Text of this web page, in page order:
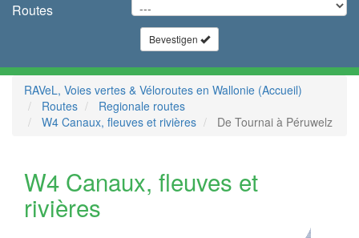
Routes
Bevestigen
RAVeL, Voies vertes & Véloroutes en Wallonie (Accueil)
Routes
Regionale routes
W4 Canaux, fleuves et rivières
De Tournai à Péruwelz
W4 Canaux, fleuves et
rivières